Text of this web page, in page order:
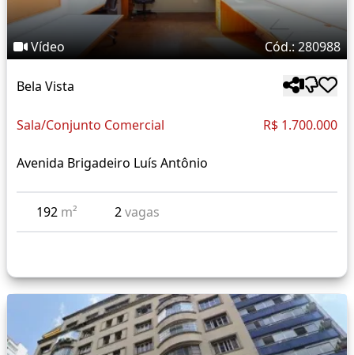
Vídeo Cód.: 280988
Bela Vista
Sala/Conjunto Comercial R$ 1.700.000
Avenida Brigadeiro Luís Antônio
192 m² 2vagas